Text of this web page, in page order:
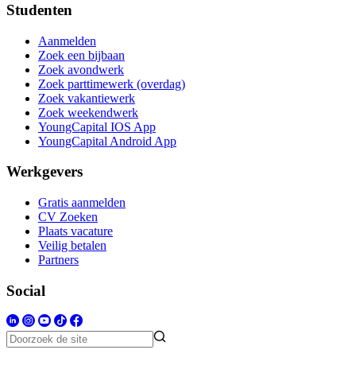
Studenten
Aanmelden
Zoek een bijbaan
Zoek avondwerk
Zoek parttimewerk (overdag)
Zoek vakantiewerk
Zoek weekendwerk
YoungCapital IOS App
YoungCapital Android App
Werkgevers
Gratis aanmelden
CV Zoeken
Plaats vacature
Veilig betalen
Partners
Social